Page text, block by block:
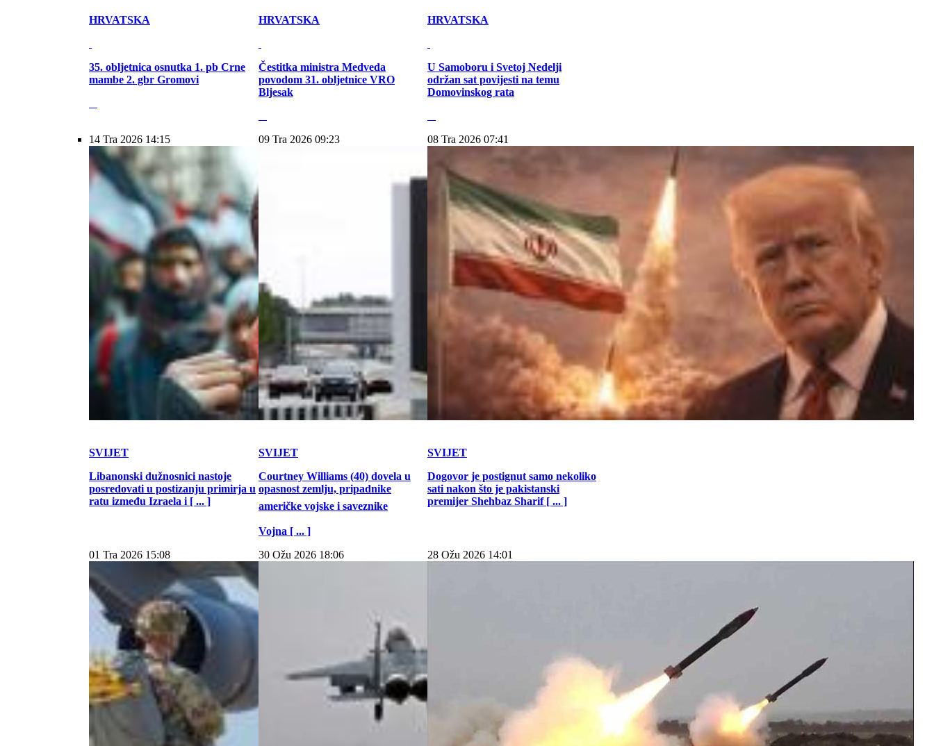
HRVATSKA
35. obljetnica osnutka 1. pb Crne
mambe 2. gbr Gromovi
HRVATSKA
Čestitka ministra Medveda
povodom 31. obljetnice VRO
Bljesak
HRVATSKA
U Samoboru i Svetoj Nedelji
održan sat povijesti na temu
Domovinskog rata
14 Tra 2026 14:15
SVIJET
Libanonski dužnosnici nastoje
posredovati u postizanju primirja u
ratu između Izraela i [ ... ]
09 Tra 2026 09:23
SVIJET
Courtney Williams (40) dovela u
opasnost zemlju, pripadnike
američke vojske i saveznike
Vojna [ ... ]
08 Tra 2026 07:41
SVIJET
Dogovor je postignut samo nekoliko
sati nakon što je pakistanski
premijer Shehbaz Sharif [ ... ]
01 Tra 2026 15:08 30 Ožu 2026 18:06 28 Ožu 2026 14:01